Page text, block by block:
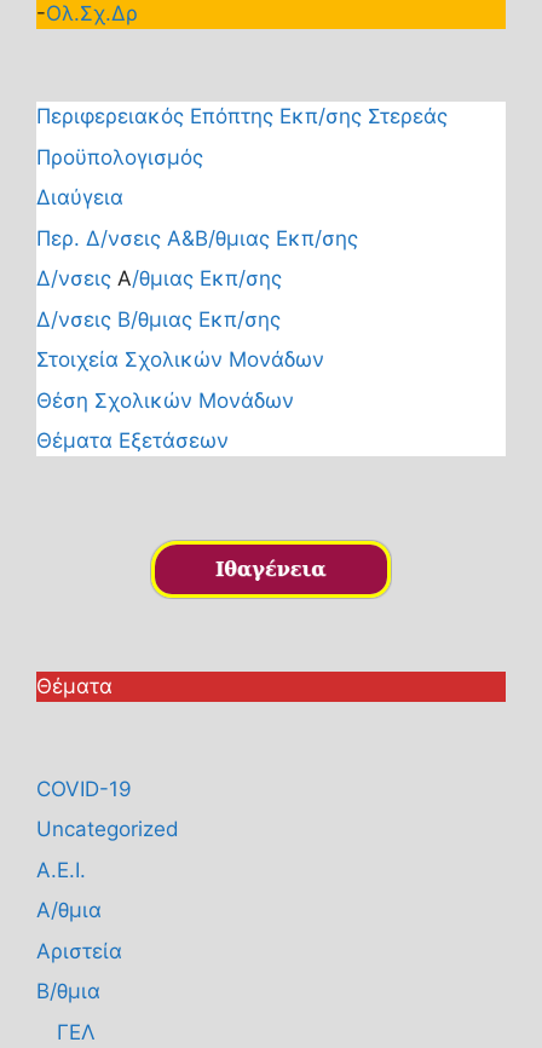
-Ολ.Σχ.Δρ
Περιφερειακός Επόπτης Εκπ/σης Στερεάς
Προϋπολογισμός
Διαύγεια
Περ. Δ/νσεις Α&Β/θμιας Εκπ/σης
Δ/νσεις Α/θμιας Εκπ/σης
Δ/νσεις Β/θμιας Εκπ/σης
Στοιχεία Σχολικών Μονάδων
Θέση Σχολικών Μονάδων
Θέματα Εξετάσεων
Θέματα
COVID-19
Uncategorized
Α.Ε.Ι.
Α/θμια
Αριστεία
Β/θμια
ΓΕΛ